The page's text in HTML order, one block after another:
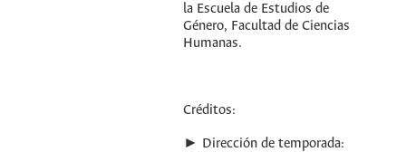
la Escuela de Estudios de
Género, Facultad de Ciencias
Humanas.
Créditos:
► Dirección de temporada: